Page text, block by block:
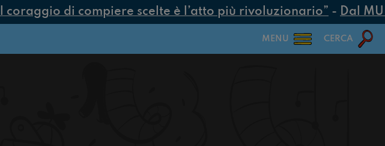
di compiere scelte è l’atto più rivoluzionario”-Dal
MENU CERCA